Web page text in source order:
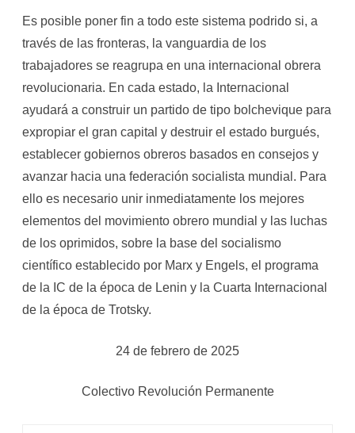
Es posible poner fin a todo este sistema podrido si, a
través de las fronteras, la vanguardia de los
trabajadores se reagrupa en una internacional obrera
revolucionaria. En cada estado, la Internacional
ayudará a construir un partido de tipo bolchevique para
expropiar el gran capital y destruir el estado burgués,
establecer gobiernos obreros basados en consejos y
avanzar hacia una federación socialista mundial. Para
ello es necesario unir inmediatamente los mejores
elementos del movimiento obrero mundial y las luchas
de los oprimidos, sobre la base del socialismo
científico establecido por Marx y Engels, el programa
de la IC de la época de Lenin y la Cuarta Internacional
de la época de Trotsky.
24 de febrero de 2025
Colectivo Revolución Permanente